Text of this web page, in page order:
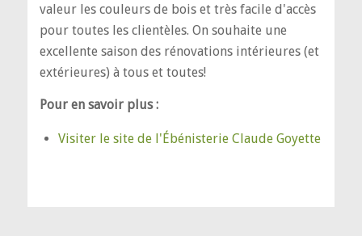
valeur les couleurs de bois et très facile d'accès
pour toutes les clientèles. On souhaite une
excellente saison des rénovations intérieures (et
extérieures) à tous et toutes!
Pour en savoir plus :
Visiter le site de l'Ébénisterie Claude Goyette